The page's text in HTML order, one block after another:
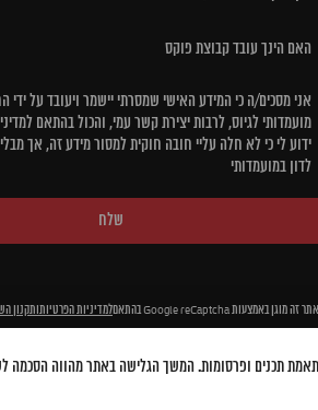
האם הינך עובד קבוצת פוקס
אני מסכים/ה כי המידע האישי שמסרתי יישמר ויעובד על ידי
מועמדותי לגיוס, לרבות יצירת קשר עמי, והכול בהתאם
ידוע לי כי לא חלה עליי חובה חוקית למסור מידע זה, אך
לדון במועמדותי
שלח
אתר זה מוגן באמצעות Google reCaptcha בהתאם למדיניות הפרטיות ותקנון